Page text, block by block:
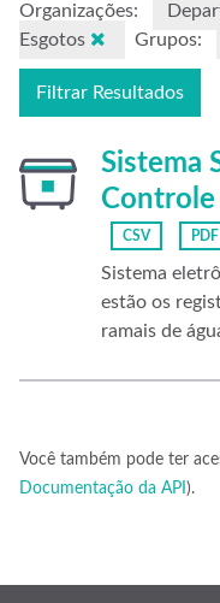
Organizações:
Esgotos
Grupos:
Filtrar Resultados
Sistema
Controle
CSV PDF
Sistema
estão os
ramais de
Você também pode ter
Documentação da API ).